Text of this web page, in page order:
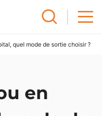
quel mode de sortie choisir ?
en